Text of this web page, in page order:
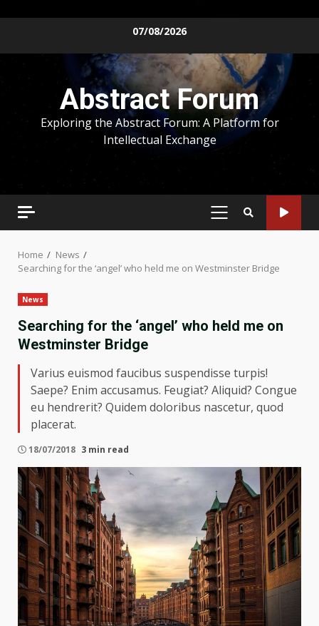
07/08/2026
Abstract Forum
Exploring the Abstract Forum: A Platform for
Intellectual Exchange
PRIMARY
Home
News
Searching for the ‘angel’ who held me on Westminster Bridge
News
Searching for the ‘angel’ who held me on
Westminster Bridge
Varius euismod faucibus suspendisse turpis!
Saepe? Enim accusamus. Feugiat? Aliquid? Congue
eu hendrerit? Quidem doloribus nascetur, quod
placerat.
18/07/2018 3 min read